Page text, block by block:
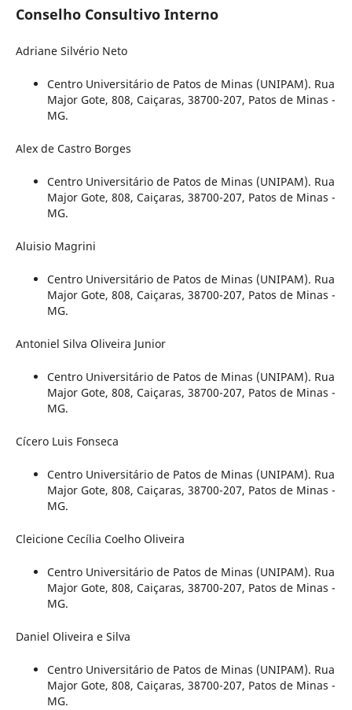
Conselho Consultivo Interno
Adriane Silvério Neto
Centro Universitário de Patos de Minas (UNIPAM). Rua
Major Gote, 808, Caiçaras, 38700-207, Patos de Minas -
MG.
Alex de Castro Borges
Centro Universitário de Patos de Minas (UNIPAM). Rua
Major Gote, 808, Caiçaras, 38700-207, Patos de Minas -
MG.
Aluisio Magrini
Centro Universitário de Patos de Minas (UNIPAM). Rua
Major Gote, 808, Caiçaras, 38700-207, Patos de Minas -
MG.
Antoniel Silva Oliveira Junior
Centro Universitário de Patos de Minas (UNIPAM). Rua
Major Gote, 808, Caiçaras, 38700-207, Patos de Minas -
MG.
Cícero Luis Fonseca
Centro Universitário de Patos de Minas (UNIPAM). Rua
Major Gote, 808, Caiçaras, 38700-207, Patos de Minas -
MG.
Cleicione Cecília Coelho Oliveira
Centro Universitário de Patos de Minas (UNIPAM). Rua
Major Gote, 808, Caiçaras, 38700-207, Patos de Minas -
MG.
Daniel Oliveira e Silva
Centro Universitário de Patos de Minas (UNIPAM). Rua
Major Gote, 808, Caiçaras, 38700-207, Patos de Minas -
MG.